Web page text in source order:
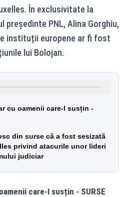
În exclusivitate la
președinte PNL, Alina Gorghiu,
instituții europene ar fi fost
lui Bolojan.
cu oamenii care-l susțin -
din surse că a fost sesizată
privind atacurile unor lideri
judiciar
care-l susțin - SURSE